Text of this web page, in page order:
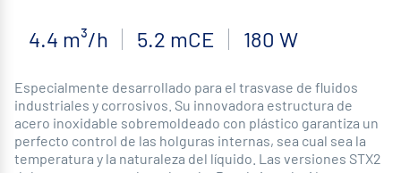
4.4 m³/h 5.2 mCE 180 W
Especialmente desarrollado para el trasvase de fluidos
industriales y corrosivos. Su innovadora estructura de
acero inoxidable sobremoldeado con plástico garantiza un
perfecto control de las holguras internas, sea cual sea la
temperatura y la naturaleza del líquido. Las versiones STX2